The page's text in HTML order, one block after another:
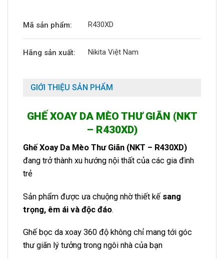
Mã sản phẩm: R430XD
Hãng sản xuất: Nikita Việt Nam
GIỚI THIỆU SẢN PHẨM
GHẾ XOAY DA MÈO THƯ GIÃN (NKT
– R430XD)
Ghế Xoay Da Mèo Thư Giãn (NKT – R430XD)
đang trở thành xu hướng nội thất của các gia đình
trẻ
Sản phẩm được ưa chuộng nhờ thiết kế sang
trọng, êm ái và độc đáo.
Ghế bọc da xoay 360 độ không chỉ mang tới góc
thư giãn lý tưởng trong ngôi nhà của bạn